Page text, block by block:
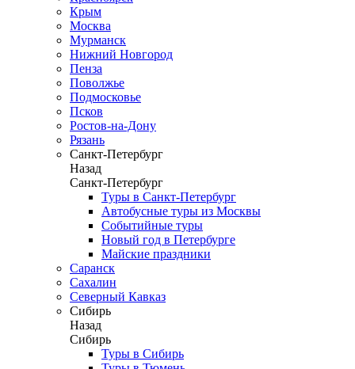
Крым
Москва
Мурманск
Нижний Новгород
Пенза
Поволжье
Подмосковье
Псков
Ростов-на-Дону
Рязань
Санкт-Петербург
Назад
Санкт-Петербург
Туры в Санкт-Петербург
Автобусные туры из Москвы
Событийные туры
Новый год в Петербурге
Майские праздники
Саранск
Сахалин
Северный Кавказ
Сибирь
Назад
Сибирь
Туры в Сибирь